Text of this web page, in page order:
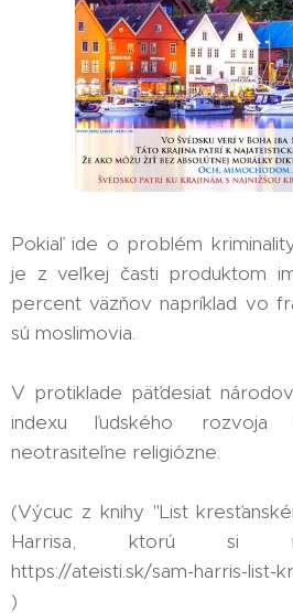
Pokiaľ ide o problém
je z veľkej časti produktom
percent väzňov napríklad vo
sú moslimovia.
V protiklade päťdesiat
indexu ľudského rozvoja
neotrasiteľne religiózne.
(Výcuc z knihy "List
Harrisa, ktorú si
https://ateisti.sk/sam-harris-list-
)